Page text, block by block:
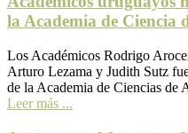
la Academia de Ciencia
Los Académicos Rodrigo
Arturo Lezama y Judith Sutz
de la Academia de Ciencias
Leer más ...